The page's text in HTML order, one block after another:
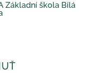
Základní škola Bílá